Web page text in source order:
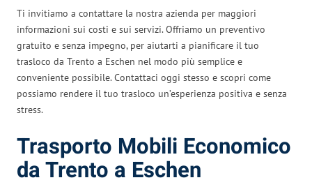
Ti invitiamo a contattare la nostra azienda per maggiori
informazioni sui costi e sui servizi. Offriamo un preventivo
gratuito e senza impegno, per aiutarti a pianificare il tuo
trasloco da Trento a Eschen nel modo più semplice e
conveniente possibile. Contattaci oggi stesso e scopri come
possiamo rendere il tuo trasloco un’esperienza positiva e senza
stress.
Trasporto Mobili Economico
da Trento a Eschen